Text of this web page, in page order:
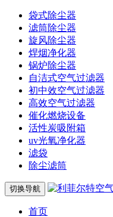
袋式除尘器
滤筒除尘器
旋风除尘器
焊烟净化器
锅炉除尘器
自洁式空气过滤器
初中效空气过滤器
高效空气过滤器
催化燃烧设备
活性炭吸附箱
uv光氧净化器
滤袋
除尘滤筒
切换导航
首页